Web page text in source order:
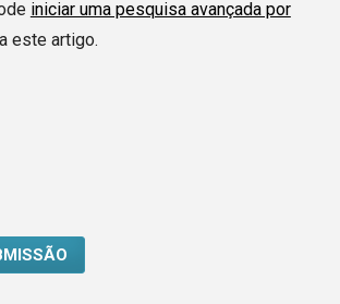
iniciar uma pesquisa avançada por
este artigo.